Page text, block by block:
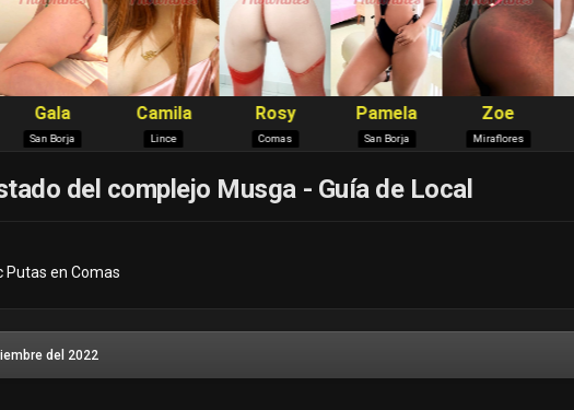
del complejo Musga ​- Guía de Local
Putas en Comas
del 2022